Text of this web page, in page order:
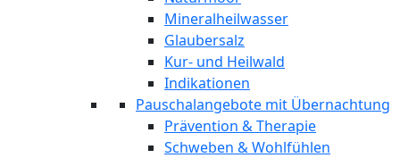
Mineralheilwasser
Glaubersalz
Kur- und Heilwald
Indikationen
Pauschalangebote mit Übernachtung
Prävention & Therapie
Schweben & Wohlfühlen